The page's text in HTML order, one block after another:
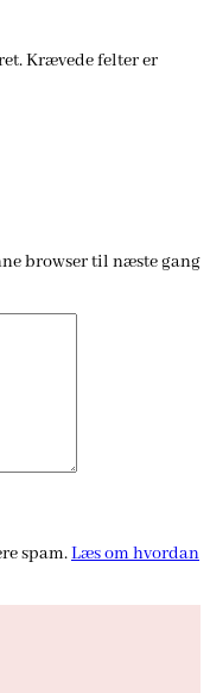
Krævede felter er
browser til næste gang
spam.Læs om hvordan